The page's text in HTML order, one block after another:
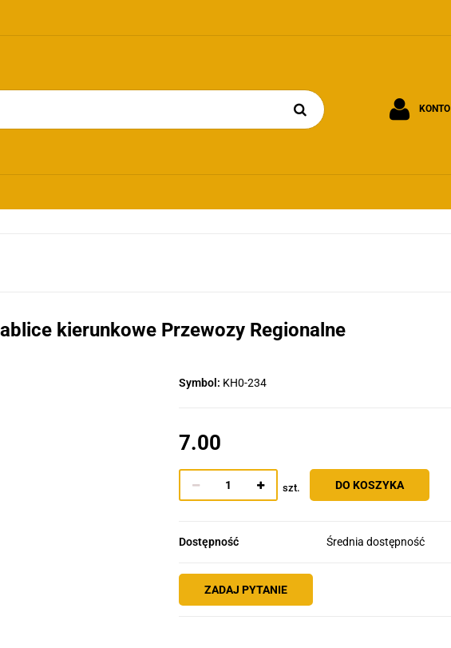
KONTO
kierunkowe Przewozy Regionalne
Symbol: KH0-234
7.00
szt. DO KOSZYKA
Dostępność Średnia dostępność
ZADAJ PYTANIE